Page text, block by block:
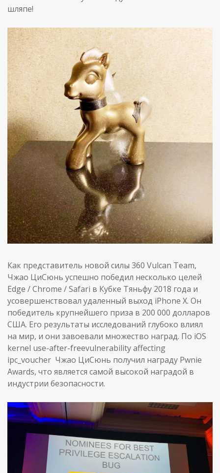
шляпе!
Как представитель новой силы 360 Vulcan Team,
Чжао ЦиСюнь успешно победил несколько целей
Edge / Chrome / Safari в Кубке Тяньфу 2018 года и
усовершенствовал удаленный выход iPhone X. Он
победитель крупнейшего приза в 200 000 долларов
США. Его результаты исследований глубоко влиял
на мир, и они завоевали множество наград. По iOS
kernel use-after-freevulnerability affecting
ipc_voucher Чжао ЦиСюнь получил награду Pwnie
Awards, что является самой высокой наградой в
индустрии безопасности.